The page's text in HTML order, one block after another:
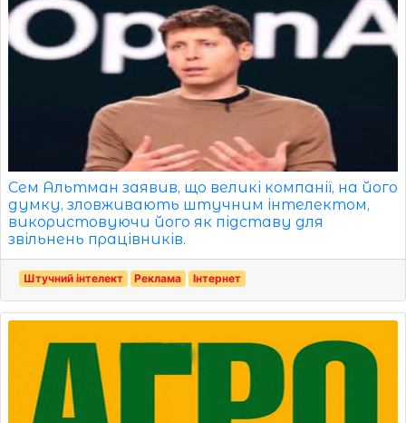
Сем Альтман заявив, що великі компанії, на його
думку, зловживають штучним інтелектом,
використовуючи його як підставу для
звільнень працівників.
Штучний інтелект Реклама Інтернет